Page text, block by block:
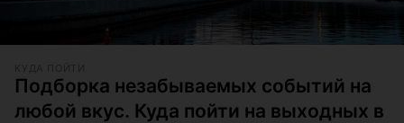
Подборка незабываемых событий на
любой вкус. Куда пойти на выходных в